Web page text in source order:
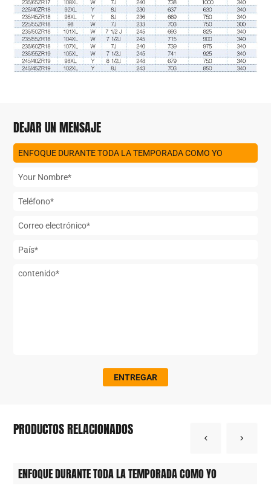
DEJAR UN MENSAJE
ENTREGAR
PRODUCTOS RELACIONADOS
ENFOQUE DURANTE TODA LA TEMPORADA COMO YO